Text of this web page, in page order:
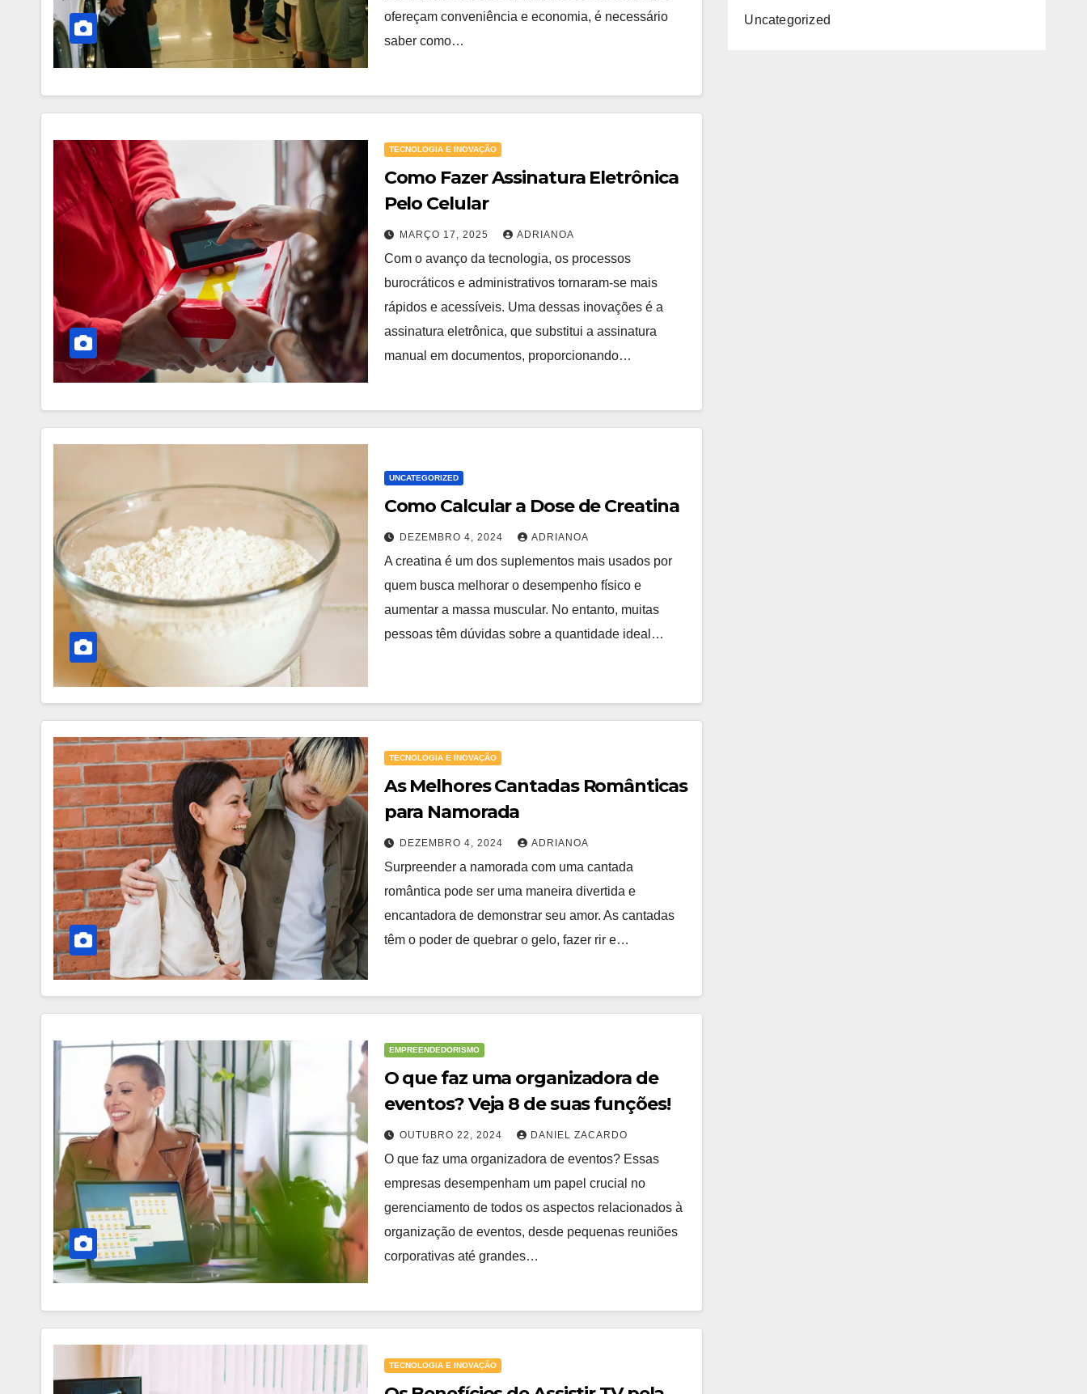
ofereçam conveniência e economia, é necessário
saber como…
TECNOLOGIA E INOVAÇÃO
Como Fazer Assinatura Eletrônica
Pelo Celular
MARÇO 17, 2025 ADRIANOA
Com o avanço da tecnologia, os processos
burocráticos e administrativos tornaram-se mais
rápidos e acessíveis. Uma dessas inovações é a
assinatura eletrônica, que substitui a assinatura
manual em documentos, proporcionando…
UNCATEGORIZED
Como Calcular a Dose de Creatina
DEZEMBRO 4, 2024 ADRIANOA
A creatina é um dos suplementos mais usados por
quem busca melhorar o desempenho físico e
aumentar a massa muscular. No entanto, muitas
pessoas têm dúvidas sobre a quantidade ideal…
TECNOLOGIA E INOVAÇÃO
As Melhores Cantadas Românticas
para Namorada
DEZEMBRO 4, 2024 ADRIANOA
Surpreender a namorada com uma cantada
romântica pode ser uma maneira divertida e
encantadora de demonstrar seu amor. As cantadas
têm o poder de quebrar o gelo, fazer rir e…
EMPREENDEDORISMO
O que faz uma organizadora de
eventos? Veja 8 de suas funções!
OUTUBRO 22, 2024 DANIEL ZACARDO
O que faz uma organizadora de eventos? Essas
empresas desempenham um papel crucial no
gerenciamento de todos os aspectos relacionados à
organização de eventos, desde pequenas reuniões
corporativas até grandes…
TECNOLOGIA E INOVAÇÃO
Uncategorized